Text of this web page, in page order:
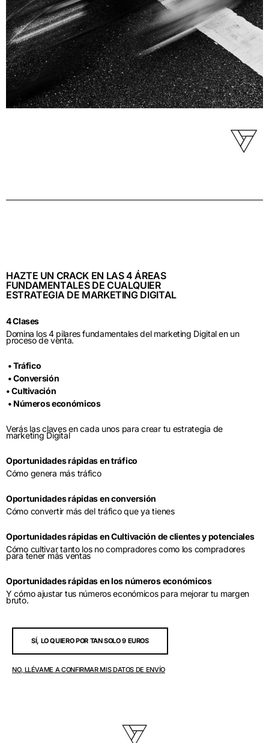
HAZTE UN CRACK EN LAS 4 ÁREAS
FUNDAMENTALES DE CUALQUIER
ESTRATEGIA DE MARKETING DIGITAL
4 Clases
Domina los 4 pilares fundamentales del marketing Digital en un
proceso de venta.
• Tráfico
• Conversión
• Cultivación
• Números económicos
Verás las claves en cada unos para crear tu estrategia de
marketing Digital
Oportunidades rápidas en tráfico
Cómo genera más tráfico
Oportunidades rápidas en conversión
Cómo convertir más del tráfico que ya tienes
Oportunidades rápidas en Cultivación de clientes y potenciales
Cómo cultivar tanto los no compradores como los compradores
para tener más ventas
Oportunidades rápidas en los números económicos
Y cómo ajustar tus números económicos para mejorar tu margen
bruto.
SÍ, LO QUIERO POR TAN SOLO 9 EUROS
NO, LLÉVAME A CONFIRMAR MIS DATOS DE ENVÍO